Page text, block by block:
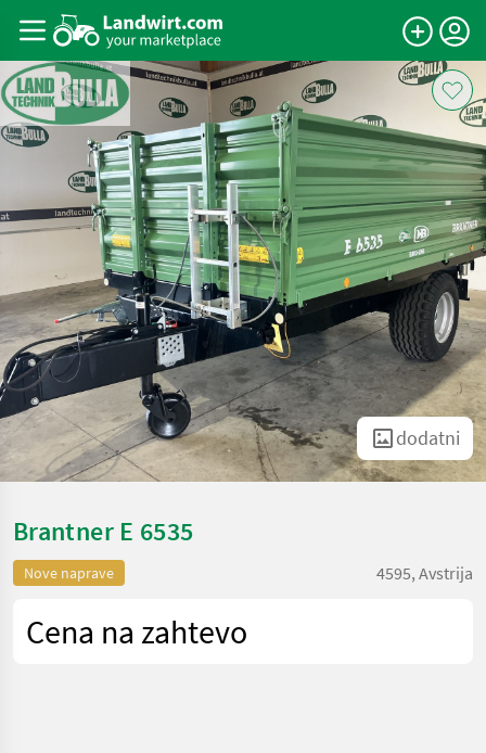
dodatni
Brantner E 6535
Nove naprave 4595, Avstrija
Cena na zahtevo